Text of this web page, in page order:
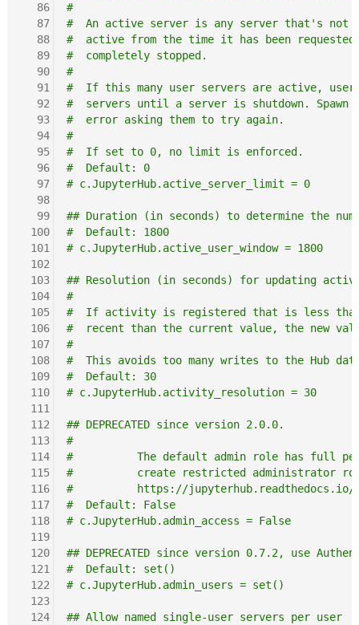
  86
  87
  88
  89
  90
  91
  92
  93
  94
  95
  96
  97
  98
  99
100
101
102
103
104
105
106
107
108
109
110
111
112
113
114
115
116
117
118
119
120
121
122
123
124
#
#  An active server is any server that's not
#  active from the time it has been
#  completely stopped.
#
#  If this many user servers are active,
#  servers until a server is shutdown.
#  error asking them to try again.
#
#  If set to 0, no limit is enforced.
#  Default: 0
# c.JupyterHub.active_server_limit = 0
## Duration (in seconds) to determine the
#  Default: 1800
# c.JupyterHub.active_user_window = 1800
## Resolution (in seconds) for updating
#
#  If activity is registered that is less than
#  recent than the current value, the new
#
#  This avoids too many writes to the Hub
#  Default: 30
# c.JupyterHub.activity_resolution = 30
## DEPRECATED since version 2.0.0.
#
#          The default admin role has full
#          create restricted administrator
#          https://jupyterhub.readthedocs.io/
#  Default: False
# c.JupyterHub.admin_access = False
## DEPRECATED since version 0.7.2, use
#  Default: set()
# c.JupyterHub.admin_users = set()
## Allow named single-user servers per user